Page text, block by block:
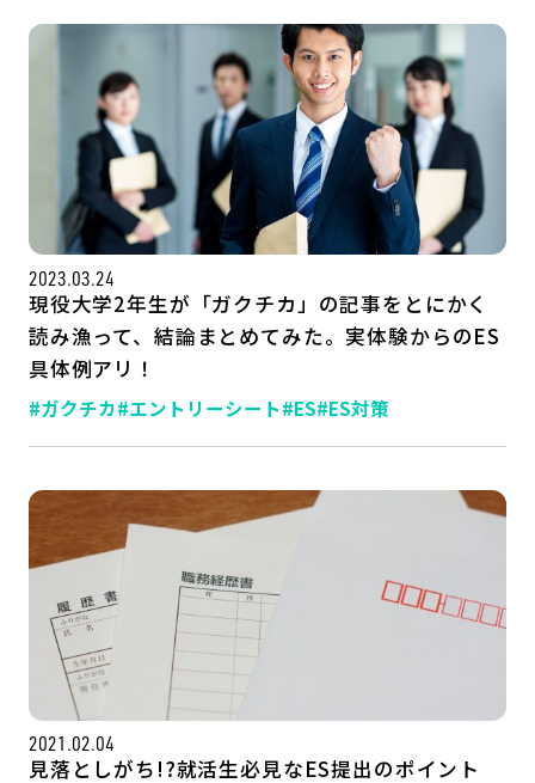
2023.03.24
現役大学2年生が「ガクチカ」の記事をとにかく
読み漁って、結論まとめてみた。実体験からのES
具体例アリ！
#ガクチカ#エントリーシート#ES#ES対策
2021.02.04
見落としがち!?就活生必見なES提出のポイント